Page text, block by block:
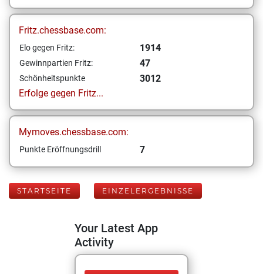
Fritz.chessbase.com:
Elo gegen Fritz: 1914
Gewinnpartien Fritz: 47
Schönheitspunkte
3012
Erfolge gegen Fritz...
Mymoves.chessbase.com:
Punkte Eröffnungsdrill 7
STARTSEITE EINZELERGEBNISSE
Your Latest App
Activity